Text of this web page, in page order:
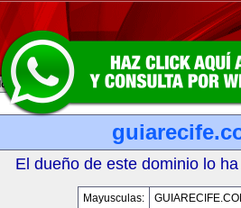
El dueño de este dominio lo
Mayusculas: